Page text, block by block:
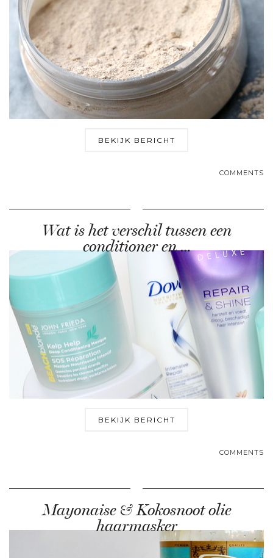
BEKIJK BERICHT
COMMENTS
Wat is het verschil tussen een
conditioner en …
BEKIJK BERICHT
COMMENTS
Mayonaise & Kokosnoot olie
haarmasker